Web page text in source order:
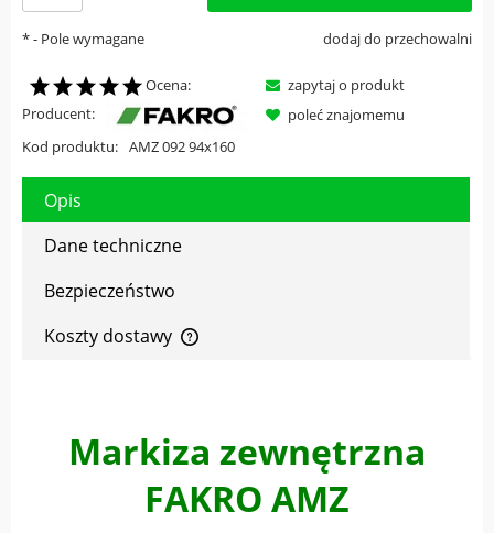
dodaj do przechowalni
*- Pole wymagane
Ocena:
Producent:
Kod produktu: AMZ 092 94x160
zapytaj o produkt
poleć znajomemu
Opis
Dane techniczne
Bezpieczeństwo
Koszty dostawy
Markiza zewnętrzna
FAKRO AMZ